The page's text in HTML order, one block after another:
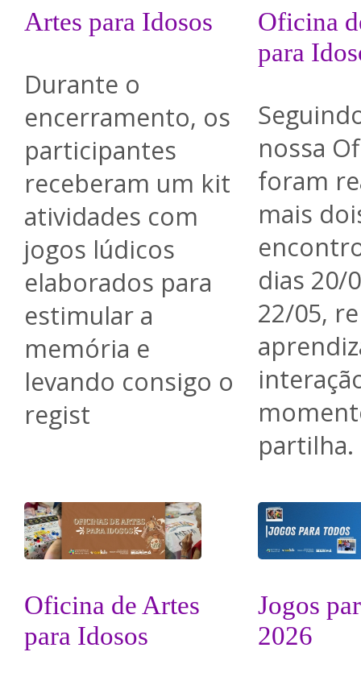
Artes para Idosos
Durante o
encerramento, os
participantes
receberam um kit
atividades com
jogos lúdicos
elaborados para
estimular a
memória e
levando consigo o
regist
Oficina
para
nossa
foram
mais
dias 20/
22/05,
partilha.
Oficina de Artes
para Idosos
Jogos
2026